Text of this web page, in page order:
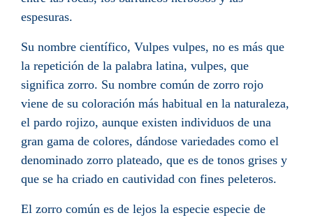
espesuras.
Su nombre científico, Vulpes vulpes, no es más que
la repetición de la palabra latina, vulpes, que
significa zorro. Su nombre común de zorro rojo
viene de su coloración más habitual en la naturaleza,
el pardo rojizo, aunque existen individuos de una
gran gama de colores, dándose variedades como el
denominado zorro plateado, que es de tonos grises y
que se ha criado en cautividad con fines peleteros.
El zorro común es de lejos la especie especie de